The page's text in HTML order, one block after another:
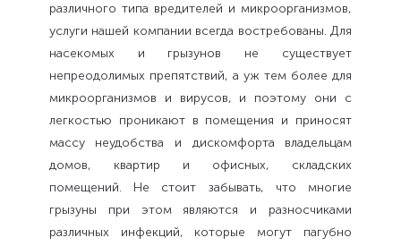
различного типа вредителей и микроорганизмов,
услуги нашей компании всегда востребованы. Для
насекомых и грызунов не существует
непреодолимых препятствий, а уж тем более для
микроорганизмов и вирусов, и поэтому они с
легкостью проникают в помещения и приносят
массу неудобства и дискомфорта владельцам
домов, квартир и офисных, складских
помещений. Не стоит забывать, что многие
грызуны при этом являются и разносчиками
различных инфекций, которые могут пагубно